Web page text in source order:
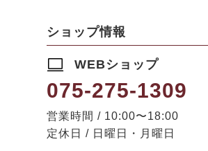
ショップ情報
WEBショップ
075-275-1309
営業時間 / 10:00〜18:00
定休日 / 日曜日・月曜日